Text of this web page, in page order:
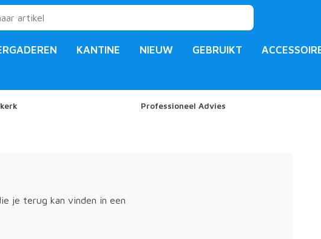
KANTINE NIEUW GEBRUIKT
Professioneel Advies
je terug kan vinden in een